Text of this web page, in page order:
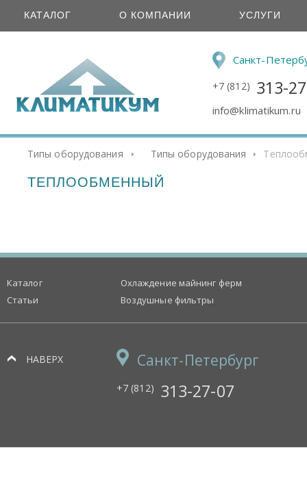
КАТАЛОГ О КОМПАНИИ УСЛУГИ
Санкт-
+7 (812) 313-
info@klimatikum.ru
Типы оборудования Типы оборудования
ТЕПЛООБМЕННЫЙ
Каталог
Статьи
Охлаждение майнинг ферм
Воздушные фильтры
НАВЕРХ Санкт-Петербург
+7 (812) 313-27-07